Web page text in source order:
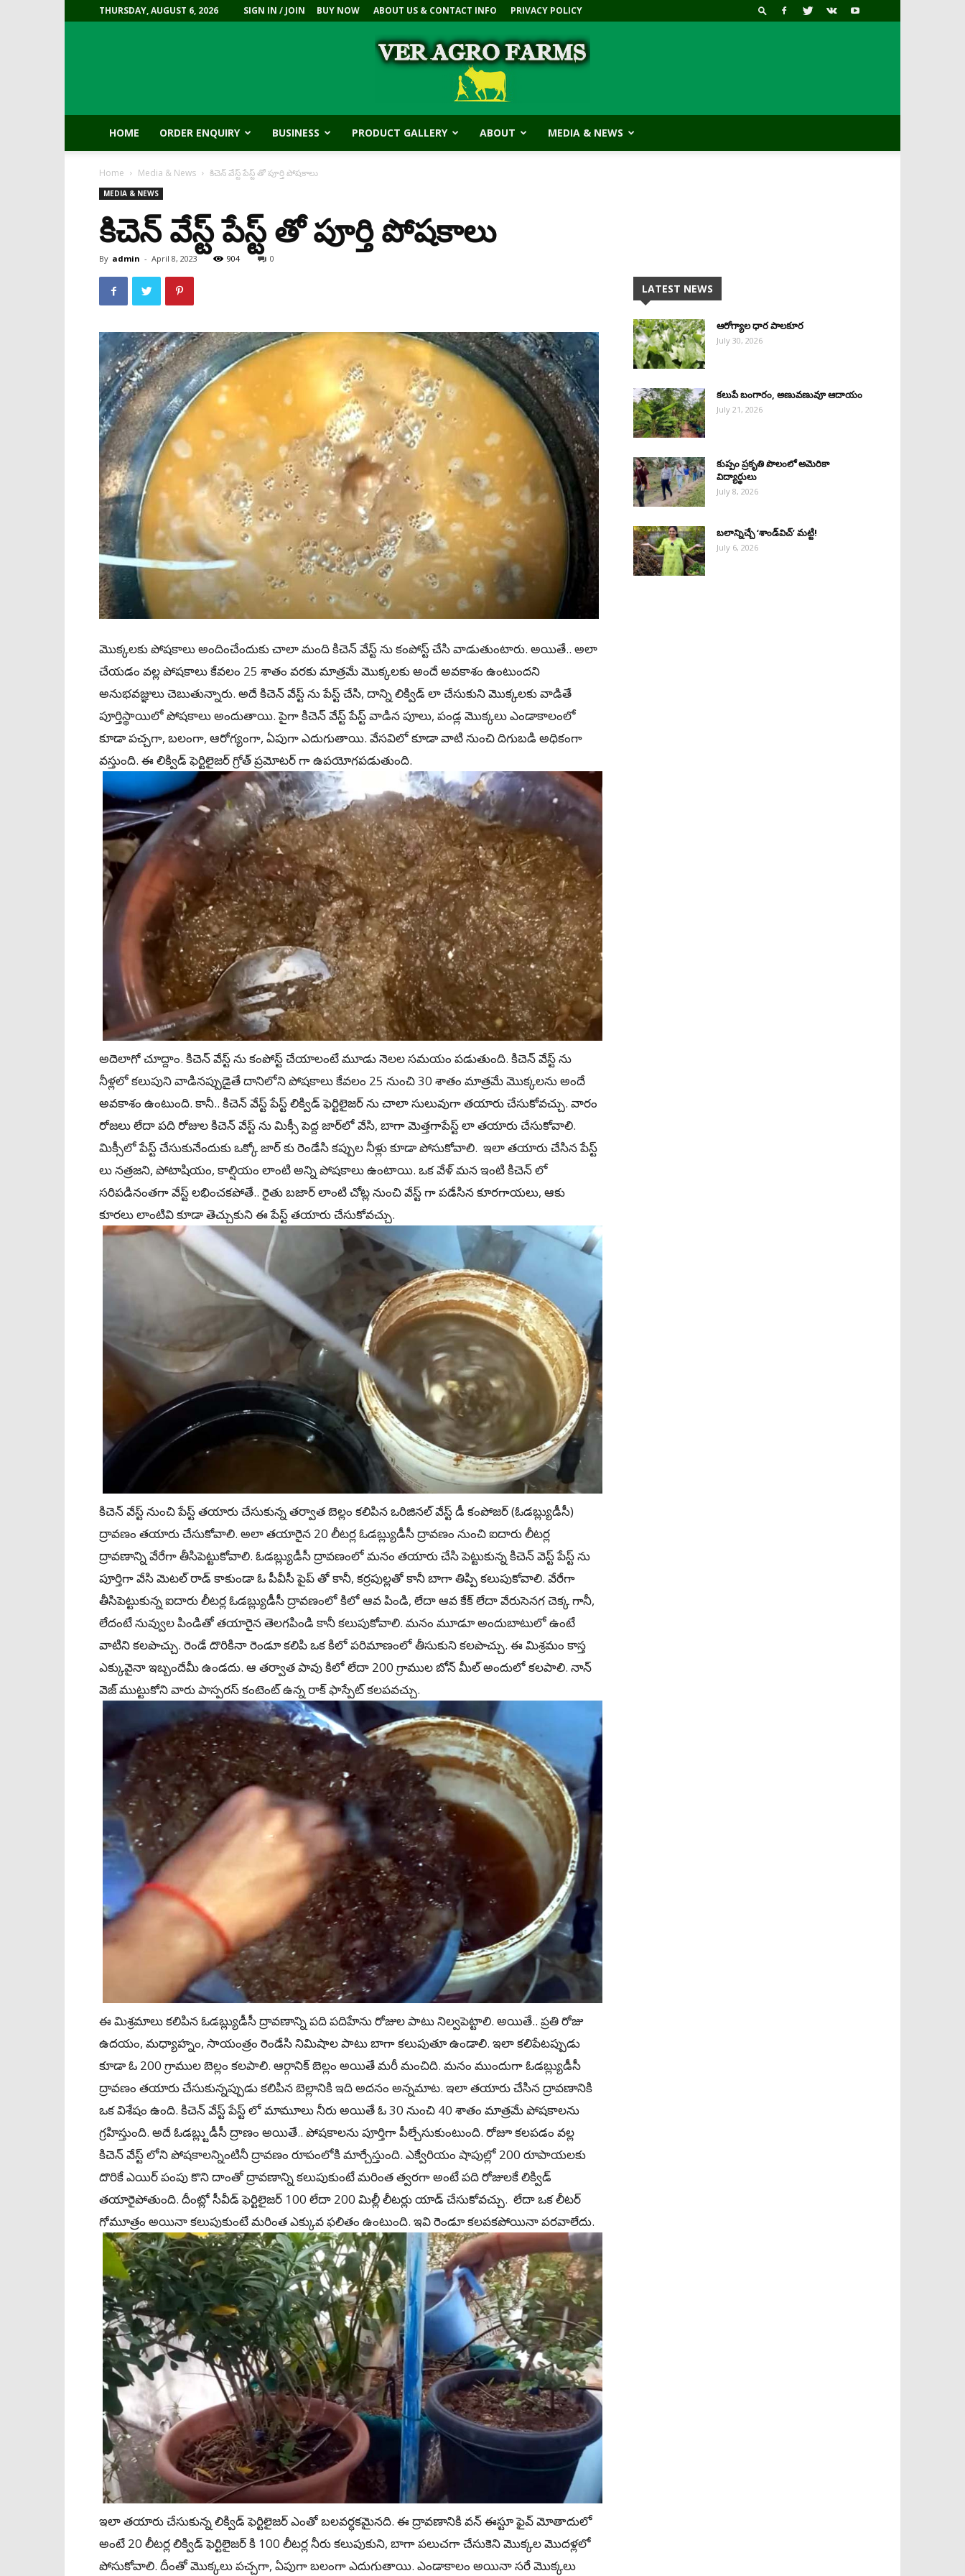
THURSDAY, AUGUST 6, 2026 SIGN IN / JOIN BUY NOW ABOUT US & CONTACT INFO PRIVACY POLICY
V.E.R
Agro
Farms
HOME ORDER ENQUIRY BUSINESS PRODUCT GALLERY ABOUT MEDIA & NEWS
Home Media & News కిచెన్‌ వేస్ట్‌ పేస్ట్‌ తో పూర్తి పోషకాలు
MEDIA & NEWS
కిచెన్‌ వేస్ట్‌ పేస్ట్‌ తో పూర్తి పోషకాలు
By admin - April 8, 2023 904 0
మొక్కలకు పోషకాలు అందించేందుకు చాలా మంది కిచెన్ వేస్ట్‌ ను కంపోస్ట్‌ చేసి వాడుతుంటారు. అయితే.. అలా
చేయడం వల్ల పోషకాలు కేవలం 25 శాతం వరకు మాత్రమే మొక్కలకు అందే అవకాశం ఉంటుందని
అనుభవజ్ఞులు చెబుతున్నారు. అదే కిచెన్ వేస్ట్‌ ను పేస్ట్‌ చేసి, దాన్ని లిక్విడ్‌ లా చేసుకుని మొక్కలకు వాడితే
పూర్తిస్థాయిలో పోషకాలు అందుతాయి. పైగా కిచెన్ వేస్ట్‌ పేస్ట్‌ వాడిన పూలు, పండ్ల మొక్కలు ఎండాకాలంలో
కూడా పచ్చగా, బలంగా, ఆరోగ్యంగా, ఏపుగా ఎదుగుతాయి. వేసవిలో కూడా వాటి నుంచి దిగుబడి అధికంగా
వస్తుంది. ఈ లిక్విడ్ ఫెర్టిలైజర్‌ గ్రోత్ ప్రమోటర్‌ గా ఉపయోగపడుతుంది.
అదెలాగో చూద్దాం. కిచెన్ వేస్ట్‌ ను కంపోస్ట్‌ చేయాలంటే మూడు నెలల సమయం పడుతుంది. కిచెన్ వేస్ట్‌ ను
నీళ్లలో కలుపుని వాడినప్పుడైతే దానిలోని పోషకాలు కేవలం 25 నుంచి 30 శాతం మాత్రమే మొక్కలను అందే
అవకాశం ఉంటుంది. కానీ.. కిచెన్ వేస్ట్‌ పేస్ట్‌ లిక్విడ్‌ ఫెర్టిలైజర్‌ ను చాలా సులువుగా తయారు చేసుకోవచ్చు. వారం
రోజలు లేదా పది రోజుల కిచెన్ వేస్ట్‌ ను మిక్సీ పెద్ద జార్‌లో వేసి, బాగా మెత్తగాపేస్ట్‌ లా తయారు చేసుకోవాలి.
మిక్సీలో పేస్ట్‌ చేసుకునేందుకు ఒక్కో జార్‌ కు రెండేసి కప్పుల నీళ్లు కూడా పోసుకోవాలి. ఇలా తయారు చేసిన పేస్ట్‌
లు నత్రజని, పోటాషియం, కాల్షియం లాంటి అన్ని పోషకాలు ఉంటాయి. ఒక వేళ్ మన ఇంటి కిచెన్‌ లో
సరిపడినంతగా వేస్ట్‌ లభించకపోతే.. రైతు బజార్‌ లాంటి చోట్ల నుంచి వేస్ట్ గా పడేసిన కూరగాయలు, ఆకు
కూరలు లాంటివి కూడా తెచ్చుకుని ఈ పేస్ట్ తయారు చేసుకోవచ్చు.
కిచెన్ వేస్ట్ నుంచి పేస్ట్ తయారు చేసుకున్న తర్వాత బెల్లం కలిపిన ఒరిజినల్ వేస్ట్‌ డీ కంపోజర్‌ (ఓడబ్ల్యుడీసీ)
ద్రావణం తయారు చేసుకోవాలి. అలా తయారైన 20 లీటర్ల ఓడబ్ల్యుడీసీ ద్రావణం నుంచి ఐదారు లీటర్ల
ద్రావణాన్ని వేరేగా తీసిపెట్టుకోవాలి. ఓడబ్ల్యుడీసీ ద్రావణంలో మనం తయారు చేసి పెట్టుకున్న కిచెన్ వెస్ట్‌ పేస్ట్‌ ను
పూర్తిగా వేసి మెటల్‌ రాడ్ కాకుండా ఓ పీవీసీ పైప్‌ తో కానీ, కర్రపుల్లతో కానీ బాగా తిప్పి కలుపుకోవాలి. వేరేగా
తీసిపెట్టుకున్న ఐదారు లీటర్ల ఓడబ్ల్యుడీసీ ద్రావణంలో కిలో ఆవ పిండి, లేదా ఆవ కేక్‌ లేదా వేరుసెనగ చెక్క గానీ,
లేదంటే నువ్వుల పిండితో తయారైన తెలగపిండి కానీ కలుపుకోవాలి. మనం మూడూ అందుబాటులో ఉంటే
వాటిని కలపొచ్చు. రెండే దొరికినా రెండూ కలిపి ఒక కిలో పరిమాణంలో తీసుకుని కలపొచ్చు. ఈ మిశ్రమం కాస్త
ఎక్కువైనా ఇబ్బందేమీ ఉండదు. ఆ తర్వాత పావు కిలో లేదా 200 గ్రాముల బోన్ మీల్‌ అందులో కలపాలి. నాన్
వెజ్‌ ముట్టుకోని వారు పాస్పరస్ కంటెంట్‌ ఉన్న రాక్ ఫాస్పేట్‌ కలపవచ్చు.
ఈ మిశ్రమాలు కలిపిన ఓడబ్ల్యుడీసీ ద్రావణాన్ని పది పదిహేను రోజుల పాటు నిల్వపెట్టాలి. అయితే.. ప్రతి రోజు
ఉదయం, మధ్యాహ్నం, సాయంత్రం రెండేసి నిమిషాల పాటు బాగా కలుపుతూ ఉండాలి. ఇలా కలిపేటప్పుడు
కూడా ఓ 200 గ్రాముల బెల్లం కలపాలి. ఆర్గానిక్ బెల్లం అయితే మరీ మంచిది. మనం ముందుగా ఓడబ్ల్యుడీసీ
ద్రావణం తయారు చేసుకున్నప్పుడు కలిపిన బెల్లానికి ఇది అదనం అన్నమాట. ఇలా తయారు చేసిన ద్రావణానికి
ఒక విశేషం ఉంది. కిచెన్ వేస్ట్‌ పేస్ట్‌ లో మామూలు నీరు అయితే ఓ 30 నుంచి 40 శాతం మాత్రమే పోషకాలను
గ్రహిస్తుంది. అదే ఓడబ్ల్టుడీసీ ద్రాణం అయితే.. పోషకాలను పూర్తిగా పీల్చేసుకుంటుంది. రోజూ కలపడం వల్ల
కిచెన్‌ వేస్ట్ లోని పోషకాలన్నింటినీ ద్రావణం రూపంలోకి మార్చేస్తుంది. ఎక్వేరియం షాపుల్లో 200 రూపాయలకు
దొరికే ఎయిర్ పంపు కొని దాంతో ద్రావణాన్ని కలుపుకుంటే మరింత త్వరగా అంటే పది రోజులకే లిక్విడ్‌
తయారైపోతుంది. దీంట్లో సీవీడ్ ఫెర్టిలైజర్‌ 100 లేదా 200 మిల్లీ లీటర్లు యాడ్ చేసుకోవచ్చు. లేదా ఒక లీటర్‌
గోమూత్రం అయినా కలుపుకుంటే మరింత ఎక్కువ ఫలితం ఉంటుంది. ఇవి రెండూ కలపకపోయినా పరవాలేదు.
ఇలా తయారు చేసుకున్న లిక్విడ్ ఫెర్టిలైజర్ ఎంతో బలవర్ధకమైనది. ఈ ద్రావణానికి వన్‌ ఈస్టూ ఫైవ్ మోతాదులో
అంటే 20 లీటర్ల లిక్విడ్ ఫెర్టిలైజర్ కి 100 లీటర్ల నీరు కలుపుకుని, బాగా పలుచగా చేసుకెని మొక్కల మొదళ్లలో
పోసుకోవాలి. దీంతో మొక్కలు పచ్చగా, ఏపుగా బలంగా ఎదుగుతాయి. ఎండాకాలం అయినా సరే మొక్కలు
LATEST NEWS
ఆరోగ్యాల ధార పాలకూర
July 30, 2026
కలుపే బంగారం, అణువణువూ ఆదాయం
July 21, 2026
కుప్పం ప్రకృతి పొలంలో అమెరికా
విద్యార్థులు
July 8, 2026
బలాన్నిచ్చే ‘శాండ్‌విచ్‌’ మట్టి!
July 6, 2026